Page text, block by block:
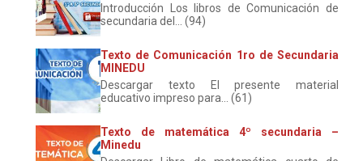
Introducción Los libros de Comunicación de
secundaria del... (94)
Texto de Comunicación 1ro de Secundaria
MINEDU
Descargar texto El presente material
educativo impreso para... (61)
Texto de matemática 4º secundaria –
Minedu